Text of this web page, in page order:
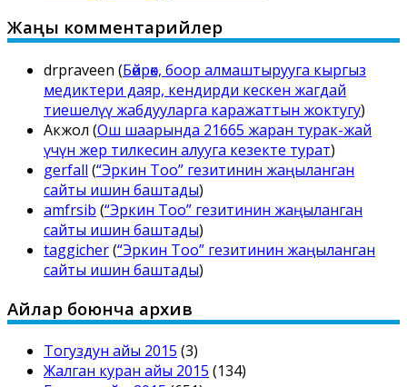
Жаңы комментарийлер
drpraveen (Бөйрөк, боор алмаштырууга кыргыз
медиктери даяр, кендирди кескен жагдай
тиешелүү жабдууларга каражаттын жоктугу)
Акжол (Ош шаарында 21665 жаран турак-жай
үчүн жер тилкесин алууга кезекте турат)
gerfall (“Эркин Тоо” гезитинин жаңыланган
сайты ишин баштады)
amfrsib (“Эркин Тоо” гезитинин жаңыланган
сайты ишин баштады)
taggicher(“Эркин Тоо” гезитинин жаңыланган
сайты ишин баштады)
Айлар боюнча архив
Тогуздун айы 2015 (3)
Жалган куран айы 2015 (134)